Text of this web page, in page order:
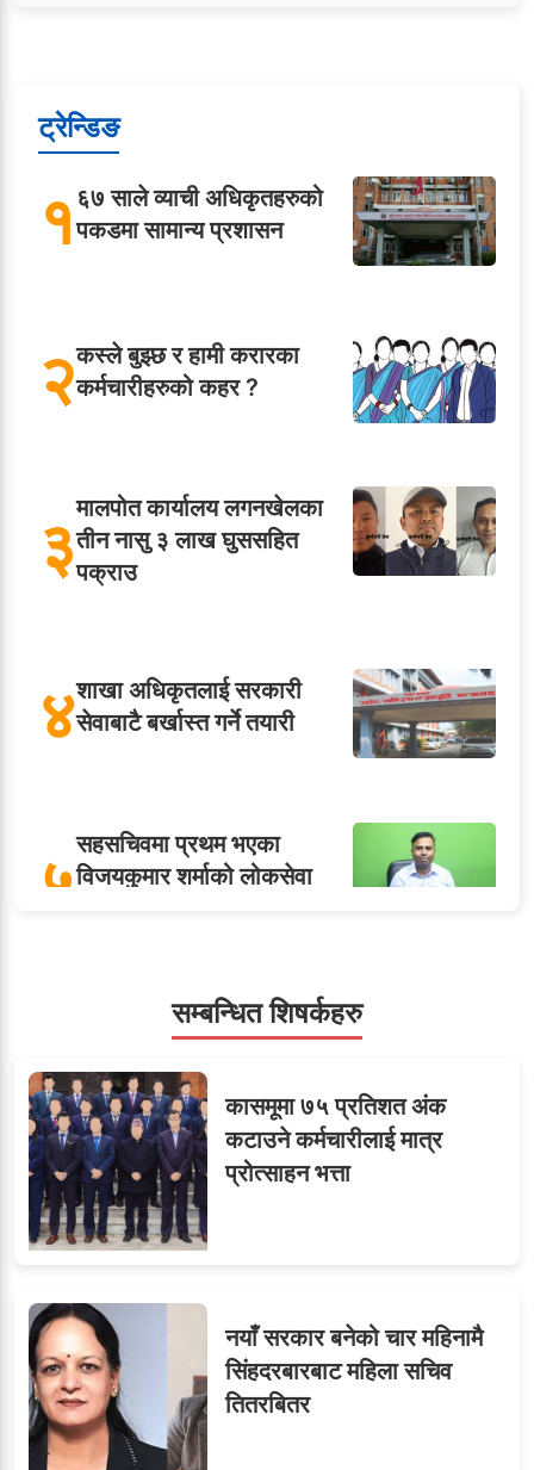
ट्रेन्डिङ
१६७ साले व्याची अधिकृतहरुको
पकडमा सामान्य प्रशासन
२कस्ले बुझ्छ र हामी करारका
कर्मचारीहरुको कहर ?
३मालपोत कार्यालय लगनखेलका
तीन नासु ३ लाख घुससहित
पक्राउ
४शाखा अधिकृतलाई सरकारी
सेवाबाटै बर्खास्त गर्ने तयारी
५सहसचिवमा प्रथम भएका
विजयकुमार शर्माको लोकसेवा
६ तीन सहसचिवले दिए राजीनामा
७ओएनएमका नाममा अत्याचार :
सब–इन्जिनियरहरुको गम्भीर
ध्यानाकर्षण
८जुनियरलाई दोहोरो जिम्मेवारी,
मन्त्रालयभित्र असन्तुष्टि
सम्बन्धित शिषर्कहरु
कासमूमा ७५ प्रतिशत अंक
कटाउने कर्मचारीलाई मात्र
प्रोत्साहन भत्ता
नयाँ सरकार बनेको चार महिनामै
सिंहदरबारबाट महिला सचिव
तितरबितर